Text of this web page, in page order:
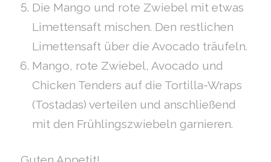
Die Mango und rote Zwiebel mit etwas
Limettensaft mischen. Den restlichen
Limettensaft über die Avocado träufeln.
Mango, rote Zwiebel, Avocado und
Chicken Tenders auf die Tortilla-Wraps
(Tostadas) verteilen und anschließend
mit den Frühlingszwiebeln garnieren.